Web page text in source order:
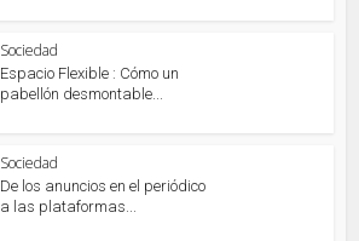
Sociedad
Espacio Flexible : Cómo un
pabellón desmontable...
Sociedad
De los anuncios en el periódico
a las plataformas...